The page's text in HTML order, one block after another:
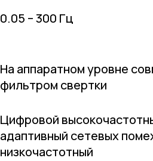
0.05 – 300 Гц
На аппаратном уровне
фильтром свертки
Цифровой
адаптивный сетевых
низкочастотный